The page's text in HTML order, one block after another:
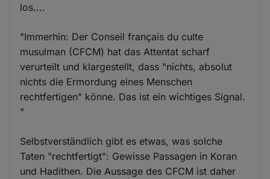
los....
"Immerhin: Der Conseil français du culte
musulman (CFCM) hat das Attentat scharf
verurteilt und klargestellt, dass "nichts, absolut
nichts die Ermordung eines Menschen
rechtfertigen" könne. Das ist ein wichtiges Signal.
"
Selbstverständlich gibt es etwas, was solche
Taten "rechtfertigt": Gewisse Passagen in Koran
und Hadithen. Die Aussage des CFCM ist daher